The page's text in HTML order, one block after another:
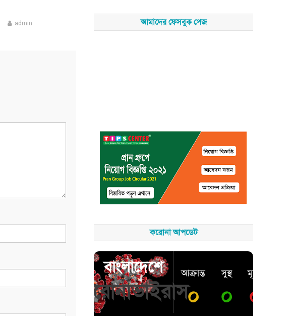
admin আমাদের ফেসবুক পেজ
করোনা আপডেট
বাংলাদেশে
করোনাভাইরাস
আক্রান্ত
০
সুস্থ
০
মৃত্যু
০